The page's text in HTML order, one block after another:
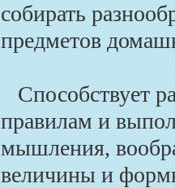
собирать
предметов
Способствует
правилам и
мышления,
величины и